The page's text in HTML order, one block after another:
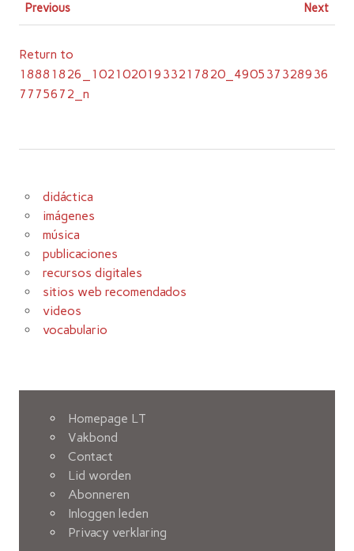
Previous Next
Return to
18881826_10210201933217820_490537328936
7775672_n
didáctica
imágenes
música
publicaciones
recursos digitales
sitios web recomendados
videos
vocabulario
Homepage LT
Vakbond
Contact
Lid worden
Abonneren
Inloggen leden
Privacy verklaring